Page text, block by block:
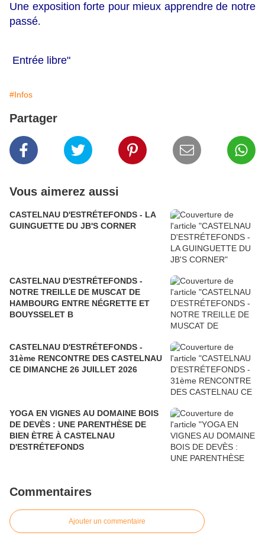
Une exposition forte pour mieux apprendre de notre
passé.
Entrée libre"
#Infos
Partager
Vous aimerez aussi
CASTELNAU D'ESTRÉTEFONDS - LA
GUINGUETTE DU JB'S CORNER
CASTELNAU D'ESTRÉTEFONDS -
NOTRE TREILLE DE MUSCAT DE
HAMBOURG ENTRE NÉGRETTE ET
BOUYSSELET B
CASTELNAU D'ESTRÉTEFONDS -
31ème RENCONTRE DES CASTELNAU
CE DIMANCHE 26 JUILLET 2026
YOGA EN VIGNES AU DOMAINE BOIS
DE DEVÈS : UNE PARENTHÈSE DE
BIEN ÈTRE À CASTELNAU
D'ESTRÉTEFONDS
Commentaires
Ajouter un commentaire